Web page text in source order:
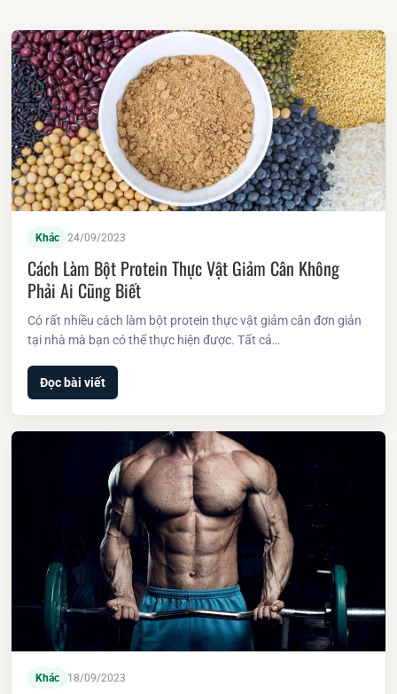
Khác 24/09/2023
Cách Làm Bột Protein Thực Vật Giảm Cân Không
Phải Ai Cũng Biết
Có rất nhiều cách làm bột protein thực vật giảm cân đơn giản
tại nhà mà bạn có thể thực hiện được. Tất cả…
Đọc bài viết
Khác 18/09/2023